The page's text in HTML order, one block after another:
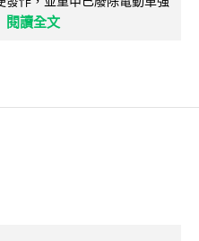
閱讀全文